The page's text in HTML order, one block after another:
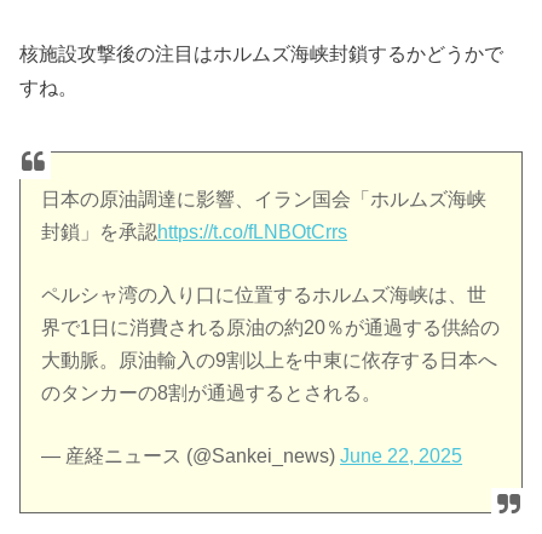
核施設攻撃後の注目はホルムズ海峡封鎖するかどうかで
すね。
日本の原油調達に影響、イラン国会「ホルムズ海峡
封鎖」を承認https://t.co/fLNBOtCrrs
ペルシャ湾の入り口に位置するホルムズ海峡は、世
界で1日に消費される原油の約20％が通過する供給の
大動脈。原油輸入の9割以上を中東に依存する日本へ
のタンカーの8割が通過するとされる。
— 産経ニュース (@Sankei_news)June 22, 2025